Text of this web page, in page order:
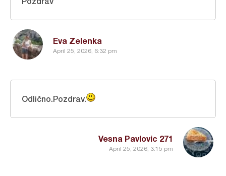
Eva Zelenka
April 25, 2026, 6:32 pm
Vesna Pavlovic 271
April 25, 2026, 3:15 pm
Odlično.Pozdrav.